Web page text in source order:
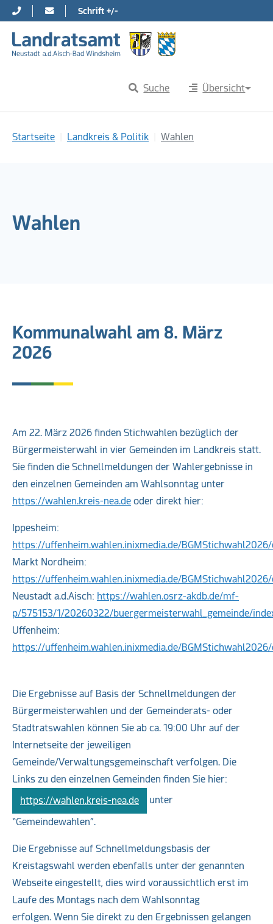
Direkt zur Hauptnavigation springen
Direkt zum Inhalt springen
Schrift +/-
Suche Übersicht
Startseite Landkreis & Politik Wahlen
Wahlen
Kommunalwahl am 8. März
2026
Am 22. März 2026 finden Stichwahlen bezüglich der
Bürgermeisterwahl in vier Gemeinden im Landkreis statt.
Sie finden die Schnellmeldungen der Wahlergebnisse in
den einzelnen Gemeinden am Wahlsonntag unter
https://wahlen.kreis-nea.de oder direkt hier:
Ippesheim:
https://uffenheim.wahlen.inixmedia.de/
Markt Nordheim:
https://uffenheim.wahlen.inixmedia.de/
Neustadt a.d.Aisch: https://wahlen.osrz-akdb.de/mf-
p/575153/1/20260322/buergermeisterwahl_gemeinde/
Uffenheim:
https://uffenheim.wahlen.inixmedia.de/
Die Ergebnisse auf Basis der Schnellmeldungen der
Bürgermeisterwahlen und der Gemeinderats- oder
Stadtratswahlen können Sie ab ca. 19:00 Uhr auf der
Internetseite der jeweiligen
Gemeinde/Verwaltungsgemeinschaft verfolgen. Die
Links zu den einzelnen Gemeinden finden Sie hier:
https://wahlen.kreis-nea.de
unter
“Gemeindewahlen”.
Die Ergebnisse auf Schnellmeldungsbasis der
Kreistagswahl werden ebenfalls unter der genannten
Webseite eingestellt, dies wird voraussichtlich erst im
Laufe des Montags nach dem Wahlsonntag
erfolgen. Wenn Sie direkt zu den Ergebnissen gelangen